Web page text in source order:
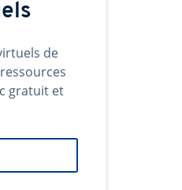
de
gratuit et